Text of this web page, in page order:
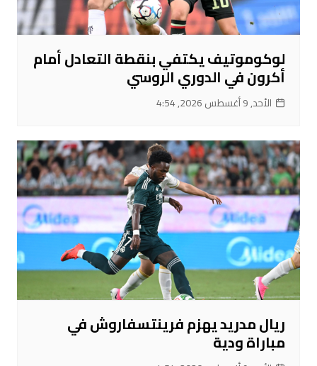
لوكوموتيف يكتفي بنقطة التعادل أمام
أكرون في الدوري الروسي
الأحد, 9 أغسطس 2026, 4:54
ريال مدريد يهزم فرينتسفاروش في
مباراة ودية